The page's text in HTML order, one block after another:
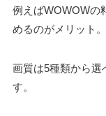
例えばWOWOWの
めるのがメリット。
画質は5種類から選
す。